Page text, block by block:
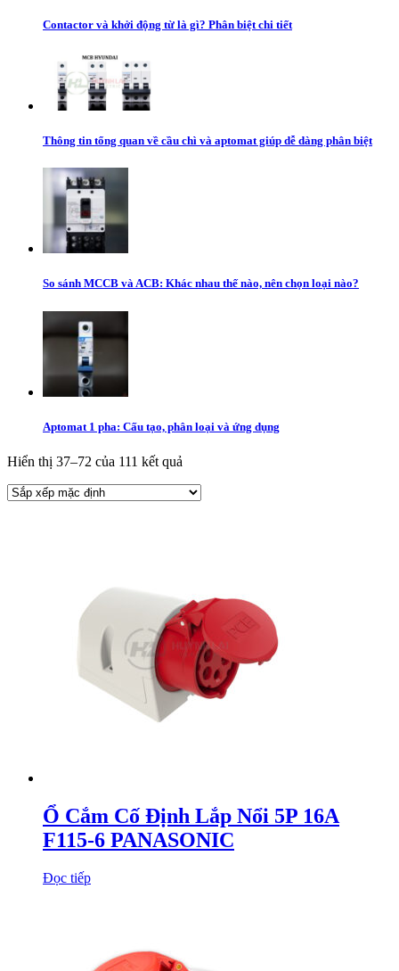
Contactor và khởi động từ là gì? Phân biệt chi tiết
Thông tin tổng quan về cầu chì và aptomat giúp dễ dàng phân biệt
So sánh MCCB và ACB: Khác nhau thế nào, nên chọn loại nào?
Aptomat 1 pha: Cấu tạo, phân loại và ứng dụng
Hiển thị 37–72 của 111 kết quả
Ổ Cắm Cố Định Lắp Nổi 5P 16A
F115-6 PANASONIC
Đọc tiếp